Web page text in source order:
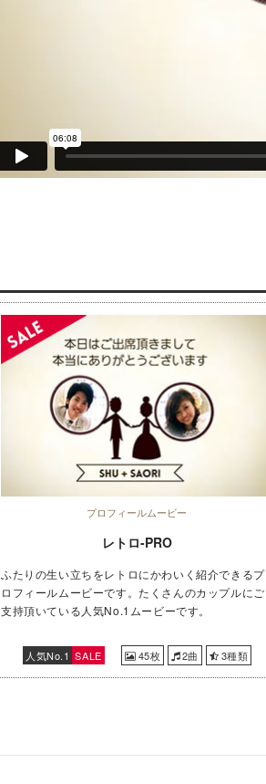
プロフィールムービー
レトロ-PRO
ふたりの生い立ちをレトロにかわいく紹介できるプ
ロフィールムービーです。たくさんのカップルにご
支持頂いている人気No.1ムービーです。
人気No.1 SALE 45枚 2曲 3種類